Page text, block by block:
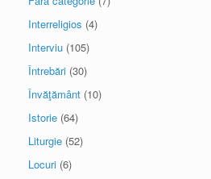
Interreligios (4)
Interviu (105)
Întrebări (30)
Învăţământ (10)
Istorie (64)
Liturgie (52)
Locuri (6)